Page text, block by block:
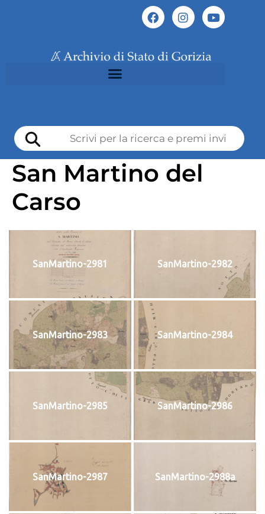
San Martino del
Carso
SanMartino-2981 SanMartino-2982
SanMartino-2983 SanMartino-2984
SanMartino-2985 SanMartino-2986
SanMartino-2987 SanMartino-2988a